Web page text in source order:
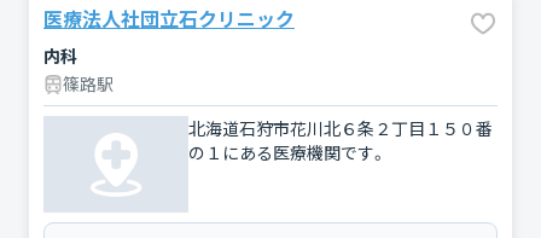
医療法人社団立石クリニック
内科
篠路駅
北海道石狩市花川北６条２丁目１５０番
の１にある医療機関です。